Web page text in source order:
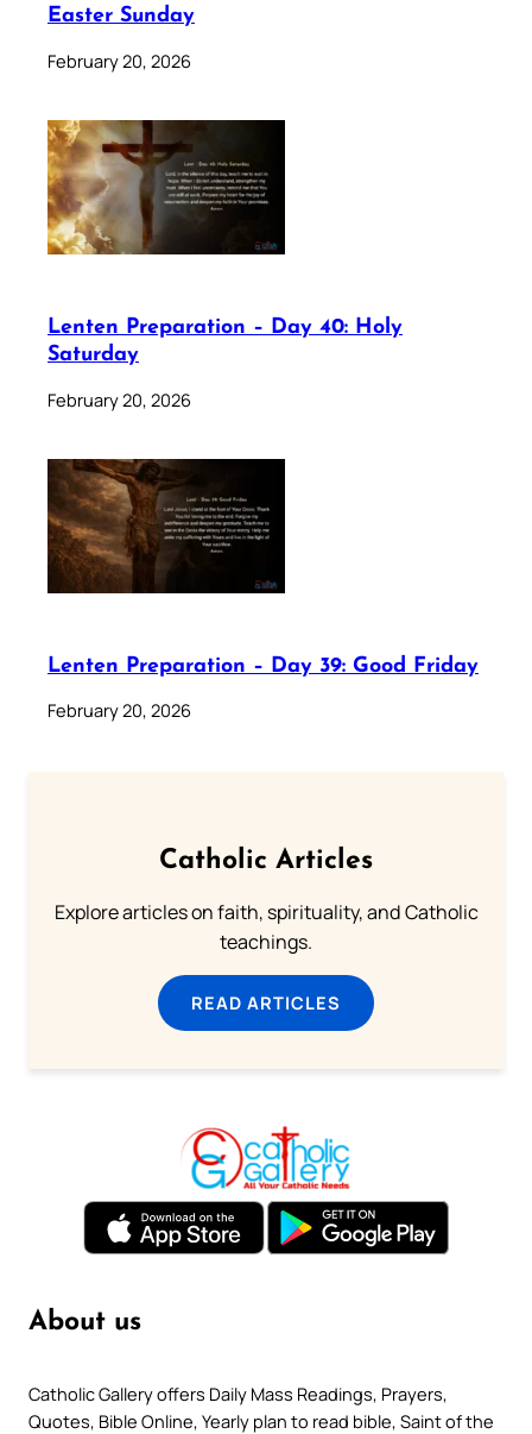
Easter Sunday
February 20, 2026
Lenten Preparation – Day 40: Holy
Saturday
February 20, 2026
Lenten Preparation – Day 39: Good Friday
February 20, 2026
Catholic Articles
Explore articles on faith, spirituality, and Catholic
teachings.
READ ARTICLES
About us
Catholic Gallery offers Daily Mass Readings, Prayers,
Quotes, Bible Online, Yearly plan to read bible, Saint of the